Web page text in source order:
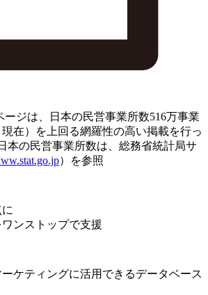
ジは、日本の民営事業所数516万事業
現在）を上回る網羅性の高い掲載を行っ
本の民営事業所数は、総務省統計局サ
）を参照
ンストップで支援
ケティングに活用できるデータベース